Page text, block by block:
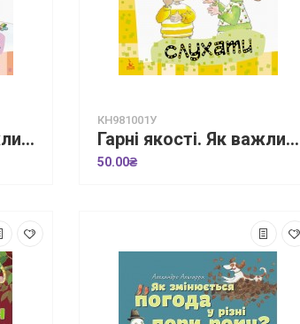
Гарні якості. Як важливо бути терплячим!
КН981001У
Гарні якості. Як важливо вміти слухати
50.00₴